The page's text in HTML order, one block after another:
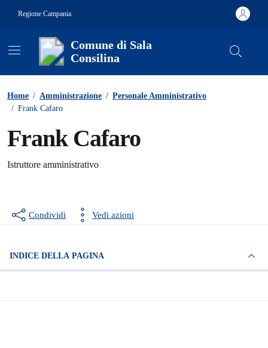
Regione Campania
Comune di Sala
Consilina
Home / Amministrazione / Personale Amministrativo
/ Frank Cafaro
Frank Cafaro
Istruttore amministrativo
Condividi Vedi azioni
INDICE DELLA PAGINA